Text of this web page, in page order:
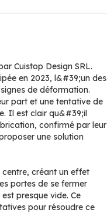
Cuistop Design SRL.
en 2023, l&#39;un des
de déformation.
part et une tentative de
Il est clair qu&#39;il
confirmé par leur
une solution
créant un effet
portes de se fermer
presque vide. Ce
pour résoudre ce